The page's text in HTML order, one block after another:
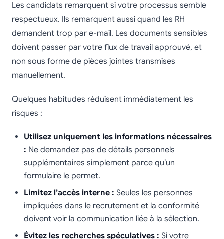
Les candidats remarquent si votre processus semble
respectueux. Ils remarquent aussi quand les RH
demandent trop par e-mail. Les documents sensibles
doivent passer par votre flux de travail approuvé, et
non sous forme de pièces jointes transmises
manuellement.
Quelques habitudes réduisent immédiatement les
risques :
Utilisez uniquement les informations nécessaires
: Ne demandez pas de détails personnels
supplémentaires simplement parce qu’un
formulaire le permet.
Limitez l’accès interne : Seules les personnes
impliquées dans le recrutement et la conformité
doivent voir la communication liée à la sélection.
Évitez les recherches spéculatives : Si votre